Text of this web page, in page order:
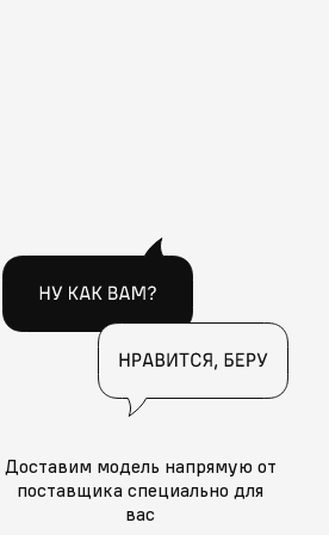
Доставим модель напрямую от
поставщика специально для
вас